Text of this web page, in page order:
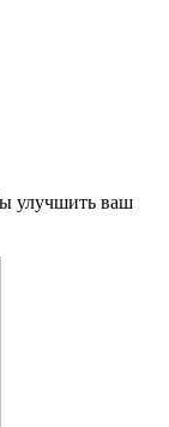
улучшить ваш